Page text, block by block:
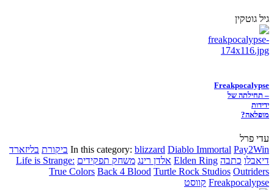
גיל גוטקין
Freakpocalypse
– תחילתה של
ידידות
מופלאה?
עדי פרל
In this category: blizzard Diablo Immortal Pay2Win ביקורת בליזארד
דיאבלו כתבה Elden Ring אלדן רינג משחק תפקידים Life is Strange:
True Colors Back 4 Blood Turtle Rock Studios Outriders
Freakpocalypse קווסט